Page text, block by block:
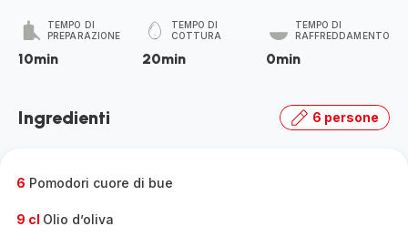
TEMPO DI
PREPARAZIONE
10min
TEMPO DI
COTTURA
20min
TEMPO DI
RAFFREDDAMENTO
0min
Ingredienti 6 persone
6 Pomodori cuore di bue
9 cl Olio d’oliva